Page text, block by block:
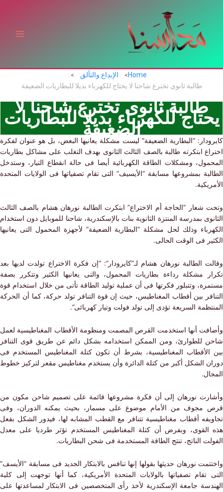
Home
الإبداع والتألق
طالبة ثانوى تخترع شاحنا لا يحتاج للكهرباء بديلا للبطاريات الضعيفة
طالبة ثانوى تخترع شاحنا لا
للكهرباء بديلا للبطاريات
الضعيفة
“البطارية الضعيفة” ليست مشكلة يعانيها البعض، بل هو عنوان لفكرة
ابتكرته طالبة بالصف الثالث الثانوى بهدف التغلب على مشاكل بطاريات
ومشكلات الطاقة الكهربائية أيضا فى حالة انقطاع التيار، وستدخل
بمشروعها مسابقة “الأيسيف” التى تقام تصفياتها فى الولايات المتحدة
شعار “الحاجة أم الاختراع” ابتكرت الطالبة نورهان هشام بالصف الثالث
بمدرسة المنتزة الثانوية بنات بالإسكندرية، شاحنا للموبايل دون استخدام
وذلك لحل مشكلة “البطارية الضعيفة” لأجهزة المحمول التى يعانيها
فى الوقت الحالى.
الطالبة نورهان هشام لـ”كايرودار”: “إن فكرة الاختراع تولدت لديها بعد
مشكلة رداءة بطاريات المحمول، والتى يعانيها الكثير وتتكرر بصفة
وتتبلور فكرتها فى أن عملية توليد الطاقة تأتى من خلال استخدام قوة
بين أقطاب المغناطيس، حيث إن قوة التنافر تولد حركة، كما أن الحركة
السريعة تؤدى إلى تولد فولت وتيار كهربائى”.
أنها استخدمت القرص المصمت ومنظومة الأقطاب المغناطيسية لعمل
للطوارئ، ومن الممكن استخدامه بشكل دائم عن طريق قوى التنافر
المغناطيسية، بشرط أن تكون كتلة المغناطيس المستخدم فى
الشكل أكبر من كتلة الدائرة وأن يستخدم مغناطيس مقعر لتركيز خطوط
نورهان إلى أن فكرة مشروعها قائمة على تصميم شاحن مكون من
مجوف من الأمام موضوع على مسمار، بحيث يمكنه الدوران، وفى
أقطاب مغناطيسية تتنافر مع القطب المشابه لها، فيدور الشكل بفعل
وبفرض أن كتلة المغناطيس المستخدم تؤثر طرديا على معدل
الناتج، تنتج الطاقة المستخدمة فى شحن البطاريات.
نورهان حديثها بقولها إنها تنافس بالابتكار الجديد فى مسابقة “الأيسف”
تقام تصفياتها بالولايات المتحدة الأمريكية، كما أنها توجهت إلى كلية
جامعة الإسكندرية لأخذ رأى المتخصصين فى الابتكار لمساعدتها على